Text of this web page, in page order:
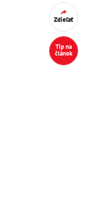
Zdieľať
Tip na
článok